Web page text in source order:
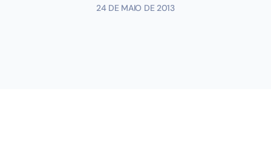
24 DE MAIO DE 2013